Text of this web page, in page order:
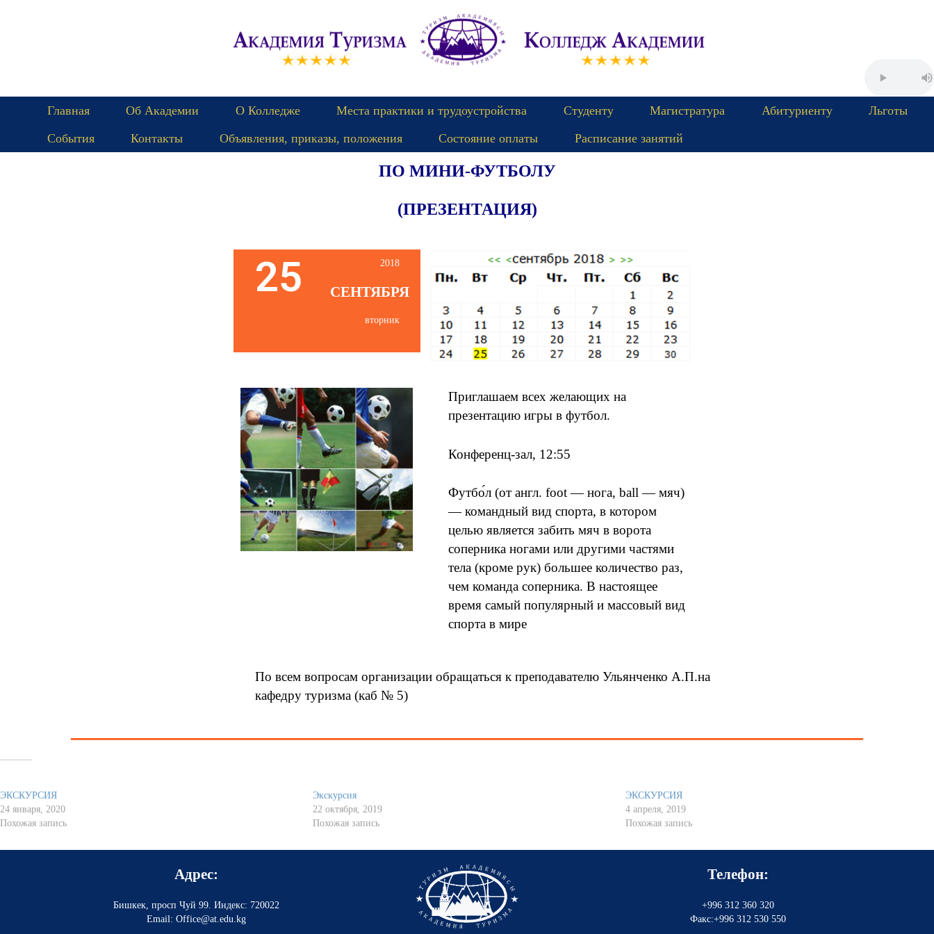
Главная Об Академии О Колледже Места практики и трудоустройства Студенту Магистратура Абитуриенту
Льготы
События
Контакты Объявления, приказы, положения Состояние оплаты Расписание занятий
ПО МИНИ-ФУТБОЛУ
(ПРЕЗЕНТАЦИЯ)
25 2018
СЕНТЯБРЯ
вторник
Приглашаем всех желающих на
презентацию игры в футбол.
Конференц-зал, 12:55
Футбо́л (от англ. foot — нога, ball — мяч)
— командный вид спорта, в котором
целью является забить мяч в ворота
соперника ногами или другими частями
тела (кроме рук) большее количество раз,
чем команда соперника. В настоящее
время самый популярный и массовый вид
спорта в мире
По всем вопросам организации обращаться к преподавателю Ульянченко А.П.на
кафедру туризма (каб № 5)
ЭКСКУРСИЯ
24 января, 2020
Похожая запись
Экскурсия
22 октября, 2019
Похожая запись
ЭКСКУРСИЯ
4 апреля, 2019
Похожая запись
Адрес:
Бишкек, просп Чуй 99. Индекс: 720022
Email: Office@at.edu.kg
Телефон:
+996 312 360 320
Факс:+996 312 530 550